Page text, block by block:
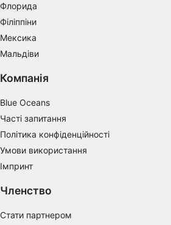
Флорида
Філіппіни
Мексика
Мальдіви
Компанія
Blue Oceans
Часті запитання
Політика конфіденційності
Умови використання
Імпринт
Членство
Стати партнером
IAB Special Features:
Identify devices based on information
Non-IAB processing purposes:
Necessary
Performance
Functional